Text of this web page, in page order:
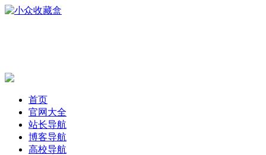
首页
官网大全
站长导航
博客导航
高校导航